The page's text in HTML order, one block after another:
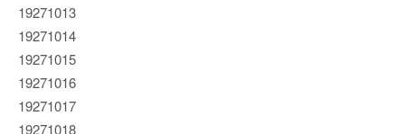
19271013
19271014
19271015
19271016
19271017
19271018